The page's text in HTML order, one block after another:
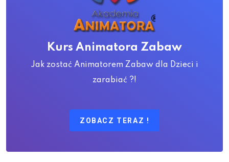
Kurs Animatora Zabaw
Jak zostać Animatorem Zabaw dla Dzieci i
zarabiać ?!
ZOBACZ TERAZ !